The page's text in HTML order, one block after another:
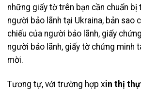
những giấy tờ trên bạn cần chuẩn
người bảo lãnh tại Ukraina, bản sao
chiếu của người bảo lãnh, giấy
người bảo lãnh, giấy tờ chứng minh
mời.
Tương tự, với trường hợp xin thị